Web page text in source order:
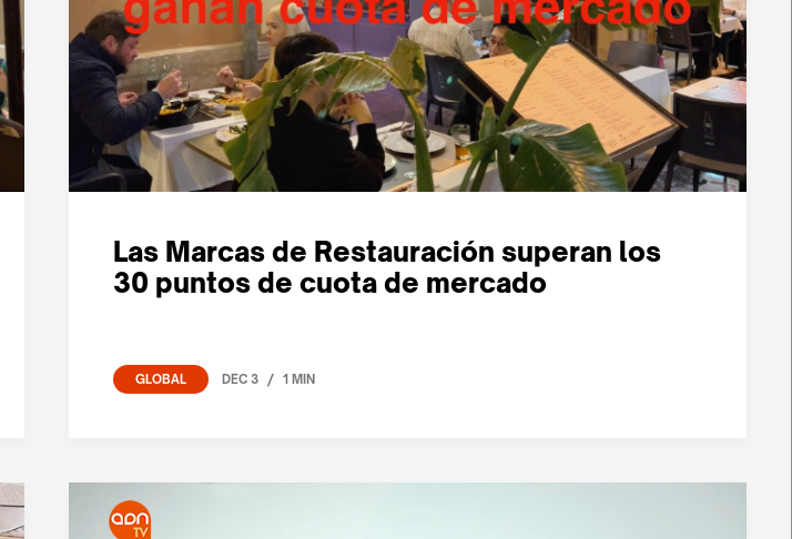
Las Marcas de Restauración superan los
30 puntos de cuota de mercado
GLOBAL DEC 3 / 1 MIN